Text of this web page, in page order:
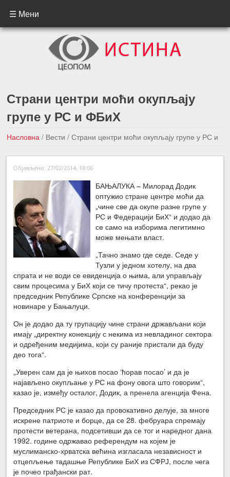
☰ Мени
Страни центри моћи окупљају
групе у РС и ФБиХ
Насловна / Вести/ Страни центри моћи окупљају групе у РС и
ФБиХ
←Претходна вест
Објављено: 27/02/2014, 18:06
БАЊАЛУКА – Милорад Додик
оптужио стране центре моћи да
„чине све да окупе разне групе у
РС и Федерацији БиХ“ и додао да
се само на изборима легитимно
може мењати власт.
„Тачно знамо где седе. Седе у
Тузли у једном хотелу, на два
спрата и не води се евиденција о њима, али управљају
свим процесима у БиХ који се тичу протеста“, рекао је
председник Републике Српске на конференцији за
новинаре у Бањалуци.
Он је додао да ту групацију чине страни држављани који
имају „директну конекцију с некима из невладиног сектора
и одређеним медијима, који су раније пристали да буду
део тога“.
„Уверен сам да је њихов посао ‘ћорав посао’ и да је
најављено окупљање у РС на фону овога што говорим“,
казао је, између осталог, Додик, а пренела агенција Фена.
Председник РС је казао да провокативно делује, за многе
искрене патриоте и борце, да се 28. фебруара спремају
протести ветерана, подсетивши да се тог и наредног дана
1992. године одржавао референдум на којем је
муслиманско-хрватска већина изгласала независност и
отцепљење тадашње Републике БиХ из СФРЈ, после чега
је почео грађански рат.